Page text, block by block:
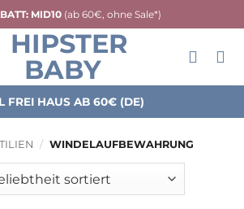
MID10 (ab 60€, ohne Sale*)
FREI HAUS AB 60€ (DE)
/ WINDELAUFBEWAHRUNG